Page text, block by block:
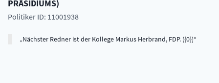
PRÄSIDIUMS)
Politiker ID: 11001938
Nächster Redner ist der Kollege Markus Herbrand, FDP. ({0})